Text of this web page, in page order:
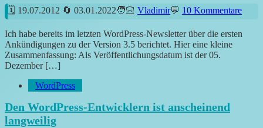
19.07.2012 03.01.2022 Vladimir 10 Kommentare
Ich habe bereits im letzten WordPress-Newsletter über die ersten
Ankündigungen zu der Version 3.5 berichtet. Hier eine kleine
Zusammenfassung: Als Veröffentlichungsdatum ist der 05.
Dezember […]
WordPress
Den WordPress-Entwicklern ist anscheinend
langweilig